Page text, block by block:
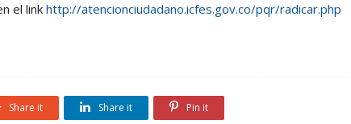
el link http://atencionciudadano.icfes.gov.co/pqr/radicar.php
Share it Share it Pin it